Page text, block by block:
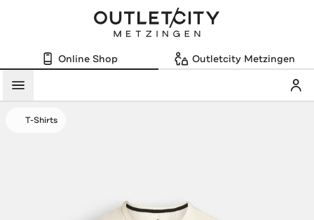
Online Shop Outletcity Metzingen
Menü
T-Shirts